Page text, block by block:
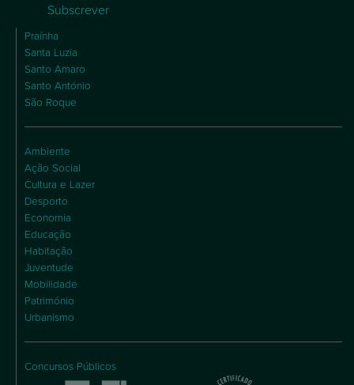
Subscrever
Praínha
Santa Luzia
Santo Amaro
Santo António
São Roque
Ambiente
Ação Social
Cultura e Lazer
Desporto
Economia
Educação
Habitação
Juventude
Mobilidade
Património
Urbanismo
Concursos Públicos